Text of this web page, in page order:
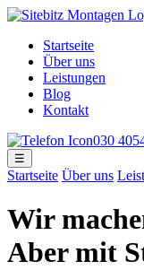
Startseite
Über uns
Leistungen
Blog
Kontakt
030
☰
Startseite Über uns
Wir
Aber mit